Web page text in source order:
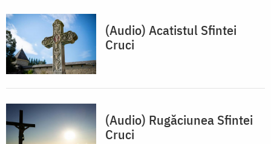
(Audio) Acatistul Sfintei
Cruci
(Audio) Rugăciunea Sfintei
Cruci